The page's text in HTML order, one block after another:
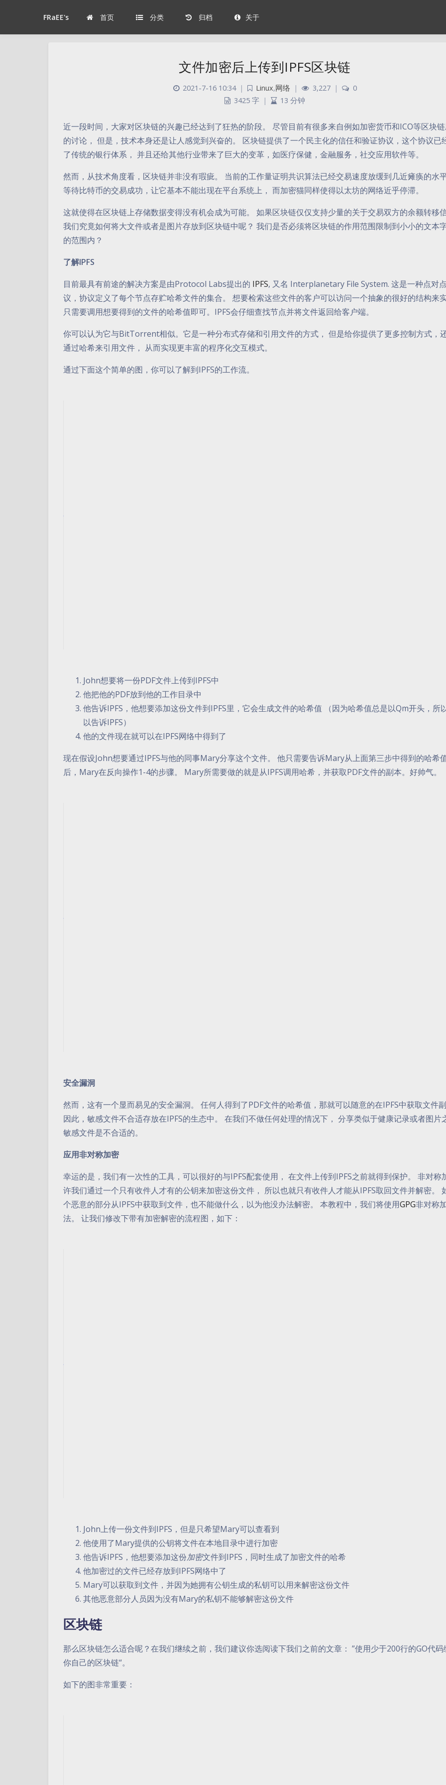
FRaEE's 首页 分类 归档 关于
文件加密后上传到IPFS区块链
2021-7-16 10:34 | Linux,网络 | 3,227 |
0
3425 字 | 13 分钟
近一段时间，大家对区块链的兴趣已经达到了狂热的阶段。 尽管目前有很多来自例如加密货币和ICO等区块
的讨论， 但是，技术本身还是让人感觉到兴奋的。 区块链提供了一个民主化的信任和验证协议，这个协议已
了传统的银行体系， 并且还给其他行业带来了巨大的变革，如医疗保健，金融服务，社交应用软件等。
然而，从技术角度看，区块链并非没有瑕疵。 当前的工作量证明共识算法已经交易速度放缓到几近瘫痪的水
等待比特币的交易成功，让它基本不能出现在平台系统上， 而加密猫同样使得以太坊的网络近乎停滞。
这就使得在区块链上存储数据变得没有机会成为可能。 如果区块链仅仅支持少量的关于交易双方的余额转移
我们究竟如何将大文件或者是图片存放到区块链中呢？ 我们是否必须将区块链的作用范围限制到小小的文本
的范围内？
了解IPFS
目前最具有前途的解决方案是由Protocol Labs提出的 IPFS, 又名 Interplanetary File System. 这是一种点对
议，协议定义了每个节点存贮哈希文件的集合。 想要检索这些文件的客户可以访问一个抽象的很好的结构来
只需要调用想要得到的文件的哈希值即可。IPFS会仔细查找节点并将文件返回给客户端。
你可以认为它与BitTorrent相似。它是一种分布式存储和引用文件的方式， 但是给你提供了更多控制方式，
通过哈希来引用文件， 从而实现更丰富的程序化交互模式。
通过下面这个简单的图，你可以了解到IPFS的工作流。
John想要将一份PDF文件上传到IPFS中
他把他的PDF放到他的工作目录中
他告诉IPFS，他想要添加这份文件到IPFS里，它会生成文件的哈希值 （因为哈希值总是以Qm开头，所
以告诉IPFS）
他的文件现在就可以在IPFS网络中得到了
现在假设John想要通过IPFS与他的同事Mary分享这个文件。 他只需要告诉Mary从上面第三步中得到的哈希
后，Mary在反向操作1-4的步骤。 Mary所需要做的就是从IPFS调用哈希，并获取PDF文件的副本。好帅气。
安全漏洞
然而，这有一个显而易见的安全漏洞。 任何人得到了PDF文件的哈希值，那就可以随意的在IPFS中获取文件
因此，敏感文件不合适存放在IPFS的生态中。 在我们不做任何处理的情况下， 分享类似于健康记录或者图片
敏感文件是不合适的。
应用非对称加密
幸运的是，我们有一次性的工具，可以很好的与IPFS配套使用， 在文件上传到IPFS之前就得到保护。 非对称
许我们通过一个只有收件人才有的公钥来加密这份文件， 所以也就只有收件人才能从IPFS取回文件并解密。
个恶意的部分从IPFS中获取到文件，也不能做什么，以为他没办法解密。 本教程中，我们将使用GPG非对称
法。 让我们修改下带有加密解密的流程图，如下：
John上传一份文件到IPFS，但是只希望Mary可以查看到
他使用了Mary提供的公钥将文件在本地目录中进行加密
他告诉IPFS，他想要添加这份加密文件到IPFS，同时生成了加密文件的哈希
他加密过的文件已经存放到IPFS网络中了
Mary可以获取到文件，并因为她拥有公钥生成的私钥可以用来解密这份文件
其他恶意部分人员因为没有Mary的私钥不能够解密这份文件
区块链
那么区块链怎么适合呢？在我们继续之前，我们建议你选阅读下我们之前的文章： ”使用少于200行的GO代码
你自己的区块链“。
如下的图非常重要：